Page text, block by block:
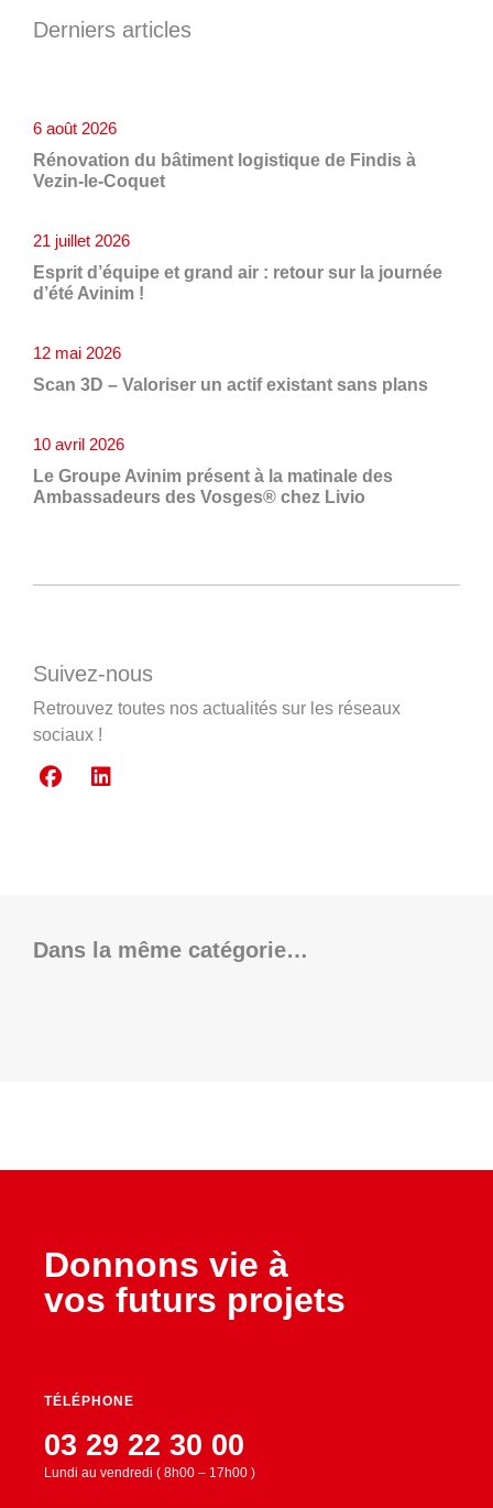
Derniers articles
Rénovation du bâtiment logistique de Findis à
Vezin-le-Coquet
6 août 2026
Esprit d’équipe et grand air : retour sur la journée
d’été Avinim !
21 juillet 2026
Scan 3D – Valoriser un actif existant sans plans
12 mai 2026
Le Groupe Avinim présent à la matinale des
Ambassadeurs des Vosges® chez Livio
10 avril 2026
Suivez-nous
Retrouvez toutes nos actualités sur les réseaux
sociaux !
Dans la même catégorie…
Donnons vie à
vos futurs projets
TÉLÉPHONE
03 29 22 30 00
Lundi au vendredi ( 8h00 – 17h00 )